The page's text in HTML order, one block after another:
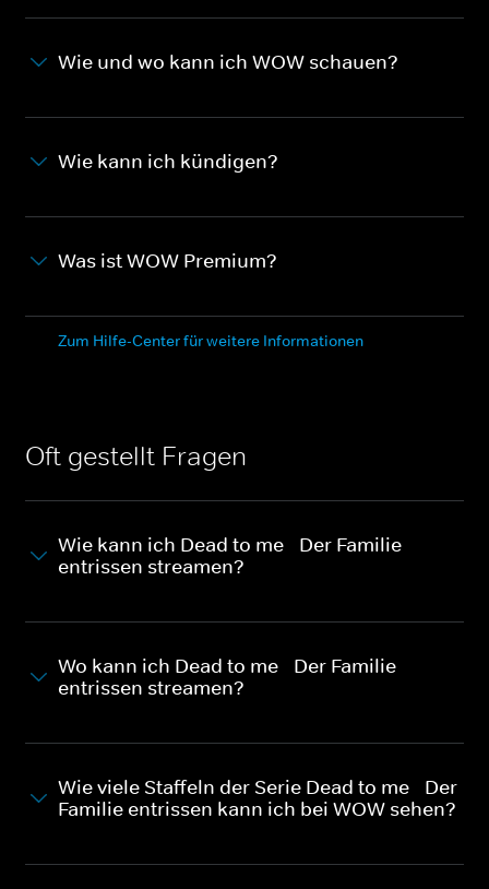
Wie und wo kann ich WOW schauen?
Wie kann ich kündigen?
Was ist WOW Premium?
Zum Hilfe-Center für weitere Informationen
Oft gestellt Fragen
Wie kann ich Dead to me - Der Familie
entrissen streamen?
Wo kann ich Dead to me - Der Familie
entrissen streamen?
Wie viele Staffeln der Serie Dead to me - Der
Familie entrissen kann ich bei WOW sehen?